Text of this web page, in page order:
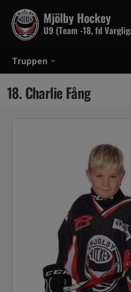
Truppen
Mjölby Hockey
U9 (Team -18, fd
18. Charlie Fång